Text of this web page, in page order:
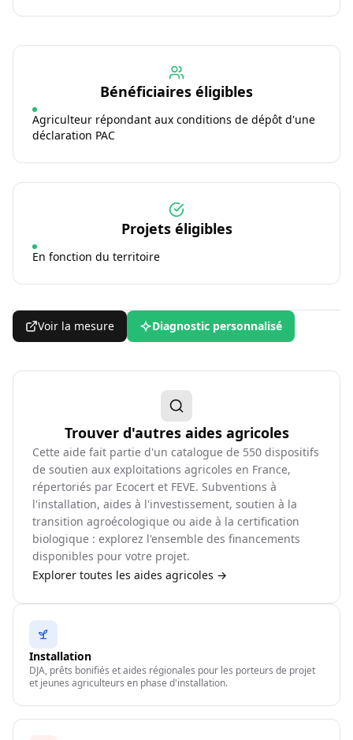
Bénéficiaires éligibles
Agriculteur répondant aux conditions de dépôt d'une
déclaration PAC
Projets éligibles
En fonction du territoire
Voir la mesure Diagnostic personnalisé
Trouver d'autres aides agricoles
Cette aide fait partie d'un catalogue de 550 dispositifs
de soutien aux exploitations agricoles en France,
répertoriés par Ecocert et FEVE. Subventions à
l'installation, aides à l'investissement, soutien à la
transition agroécologique ou aide à la certification
biologique : explorez l'ensemble des financements
disponibles pour votre projet.
Explorer toutes les aides agricoles →
Installation
DJA, prêts bonifiés et aides régionales pour les porteurs de projet
et jeunes agriculteurs en phase d'installation.